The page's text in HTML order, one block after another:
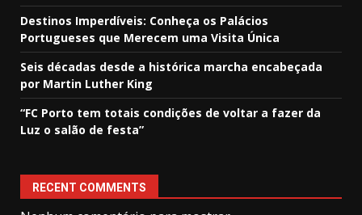
Destinos Imperdíveis: Conheça os Palácios
Portugueses que Merecem uma Visita Única
Seis décadas desde a histórica marcha encabeçada
por Martin Luther King
“FC Porto tem totais condições de voltar a fazer da
Luz o salão de festa”
RECENT COMMENTS